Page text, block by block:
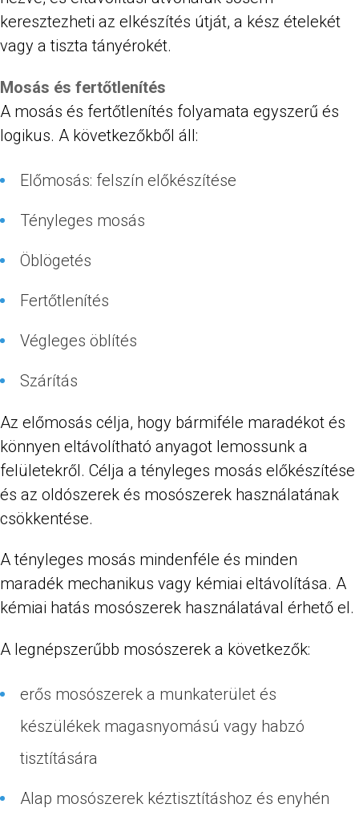
keresztezheti az elkészítés útját, a kész ételekét
vagy a tiszta tányérokét.
Mosás és fertőtlenítés
A mosás és fertőtlenítés folyamata egyszerű és
logikus. A következőkből áll:
Előmosás: felszín előkészítése
Tényleges mosás
Öblögetés
Fertőtlenítés
Végleges öblítés
Szárítás
Az előmosás célja, hogy bármiféle maradékot és
könnyen eltávolítható anyagot lemossunk a
felületekről. Célja a tényleges mosás előkészítése
és az oldószerek és mosószerek használatának
csökkentése.
A tényleges mosás mindenféle és minden
maradék mechanikus vagy kémiai eltávolítása. A
kémiai hatás mosószerek használatával érhető el.
A legnépszerűbb mosószerek a következők:
erős mosószerek a munkaterület és
készülékek magasnyomású vagy habzó
tisztítására
Alap mosószerek kéztisztításhoz és enyhén